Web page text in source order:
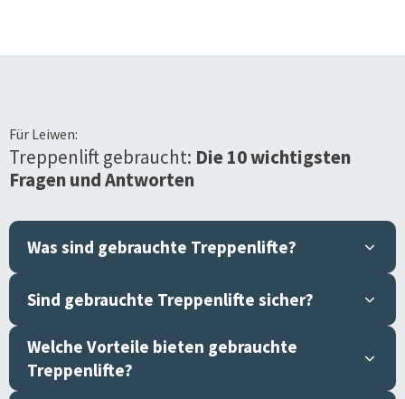
Für Leiwen:
Treppenlift gebraucht: Die 10 wichtigsten
Fragen und Antworten
Was sind gebrauchte Treppenlifte?
Sind gebrauchte Treppenlifte sicher?
Welche Vorteile bieten gebrauchte
Treppenlifte?